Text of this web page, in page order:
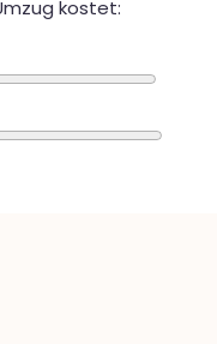
kostet: